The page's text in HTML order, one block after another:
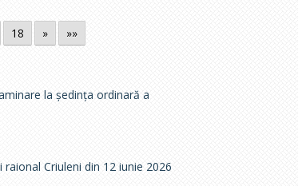
18 » »»
la ședința ordinară a
Criuleni din 12 iunie 2026